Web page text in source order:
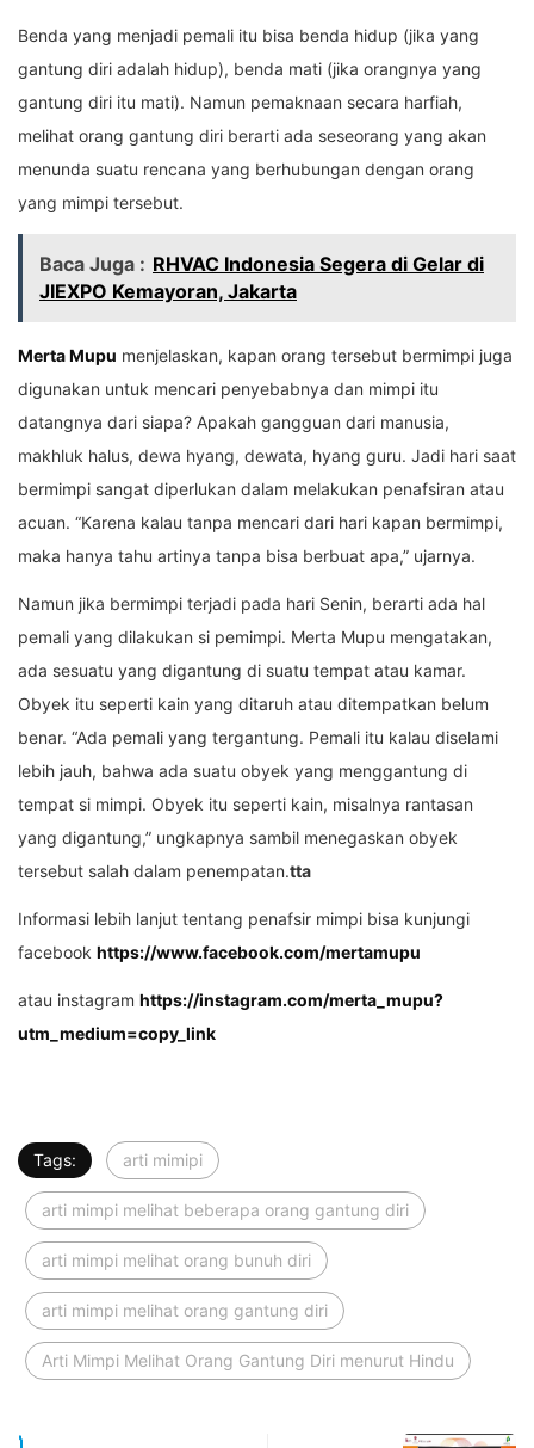
Benda yang menjadi pemali itu bisa benda hidup (jika yang
gantung diri adalah hidup), benda mati (jika orangnya yang
gantung diri itu mati). Namun pemaknaan secara harfiah,
melihat orang gantung diri berarti ada seseorang yang akan
menunda suatu rencana yang berhubungan dengan orang
yang mimpi tersebut.
Baca Juga : RHVAC Indonesia Segera di Gelar di
JIEXPO Kemayoran, Jakarta
Merta Mupu menjelaskan, kapan orang tersebut bermimpi juga
digunakan untuk mencari penyebabnya dan mimpi itu
datangnya dari siapa? Apakah gangguan dari manusia,
makhluk halus, dewa hyang, dewata, hyang guru. Jadi hari saat
bermimpi sangat diperlukan dalam melakukan penafsiran atau
acuan. “Karena kalau tanpa mencari dari hari kapan bermimpi,
maka hanya tahu artinya tanpa bisa berbuat apa,” ujarnya.
Namun jika bermimpi terjadi pada hari Senin, berarti ada hal
pemali yang dilakukan si pemimpi. Merta Mupu mengatakan,
ada sesuatu yang digantung di suatu tempat atau kamar.
Obyek itu seperti kain yang ditaruh atau ditempatkan belum
benar. “Ada pemali yang tergantung. Pemali itu kalau diselami
lebih jauh, bahwa ada suatu obyek yang menggantung di
tempat si mimpi. Obyek itu seperti kain, misalnya rantasan
yang digantung,” ungkapnya sambil menegaskan obyek
tersebut salah dalam penempatan.tta
Informasi lebih lanjut tentang penafsir mimpi bisa kunjungi
facebook https://www.facebook.com/mertamupu
atau instagram https://instagram.com/merta_mupu?
utm_medium=copy_link
Tags: arti mimipi
arti mimpi melihat beberapa orang gantung diri
arti mimpi melihat orang bunuh diri
arti mimpi melihat orang gantung diri
Arti Mimpi Melihat Orang Gantung Diri menurut Hindu